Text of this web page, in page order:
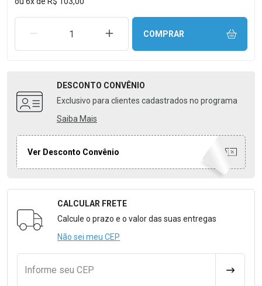
REMOVER UMA UNIDADEAUMENTAR UMA UNIDADE
COMPRAR
DESCONTO CONVÊNIO
Exclusivo para clientes cadastrados no programa
Saiba Mais
Ver Desconto Convênio
Formulário para Calcular o Frete
CALCULAR FRETE
Calcule o prazo e o valor das suas entregas
Não sei meu CEP
Informe seu CEP